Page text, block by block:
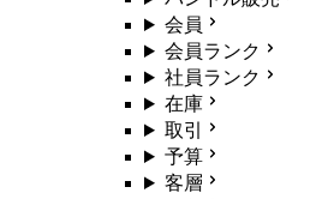
会員
会員ランク
社員ランク
在庫
取引
予算
客層